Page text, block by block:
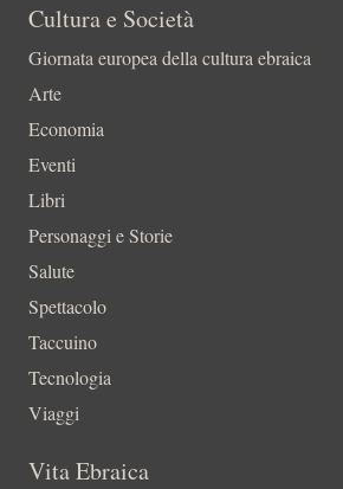
Cultura e Società
Giornata europea della cultura ebraica
Arte
Economia
Eventi
Libri
Personaggi e Storie
Salute
Spettacolo
Taccuino
Tecnologia
Viaggi
Vita Ebraica